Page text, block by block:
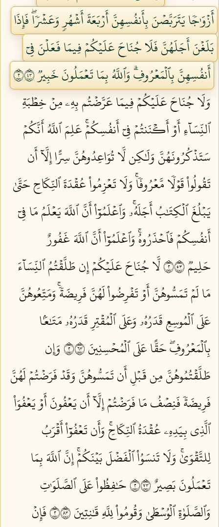
أَزۡوَٰجٗا يَتَرَبَّصۡنَ بِأَنفُسِهِنَّ أَرۡبَعَةَ أَشۡهُرٖ وَعَشۡرٗاۖ فَإِذَا
بَلَغۡنَ أَجَلَهُنَّ فَلَا جُنَاحَ عَلَيۡكُمۡ فِيمَا فَعَلۡنَ فِيٓ
أَنفُسِهِنَّ بِٱلۡمَعۡرُوفِۗ وَٱللَّهُ بِمَا تَعۡمَلُونَ خَبِيرٞ ٢٣٤
وَلَا جُنَاحَ عَلَيۡكُمۡ فِيمَا عَرَّضۡتُم بِهِۦ مِنۡ خِطۡبَةِ
ٱلنِّسَآءِ أَوۡ أَكۡنَنتُمۡ فِيٓ أَنفُسِكُمۡۚ عَلِمَ ٱللَّهُ أَنَّكُمۡ
سَتَذۡكُرُونَهُنَّ وَلَٰكِن لَّا تُوَاعِدُوهُنَّ سِرًّا إِلَّآ أَن
تَقُولُواْ قَوۡلٗا مَّعۡرُوفٗاۚ وَلَا تَعۡزِمُواْ عُقۡدَةَ ٱلنِّكَاحِ حَتَّىٰ
يَبۡلُغَ ٱلۡكِتَٰبُ أَجَلَهُۥۚ وَٱعۡلَمُوٓاْ أَنَّ ٱللَّهَ يَعۡلَمُ مَا فِيٓ
أَنفُسِكُمۡ فَٱحۡذَرُوهُۚ وَٱعۡلَمُوٓاْ أَنَّ ٱللَّهَ غَفُورٌ
حَلِيمٞ ٢٣٥
لَّا جُنَاحَ عَلَيۡكُمۡ إِن طَلَّقۡتُمُ ٱلنِّسَآءَ
مَا لَمۡ تَمَسُّوهُنَّ أَوۡ تَفۡرِضُواْ لَهُنَّ فَرِيضَةٗۚ وَمَتِّعُوهُنَّ
عَلَى ٱلۡمُوسِعِ قَدَرُهُۥ وَعَلَى ٱلۡمُقۡتِرِ قَدَرُهُۥ مَتَٰعَۢا
بِٱلۡمَعۡرُوفِۖ حَقًّا عَلَى ٱلۡمُحۡسِنِينَ ٢٣٦
وَإِن
طَلَّقۡتُمُوهُنَّ مِن قَبۡلِ أَن تَمَسُّوهُنَّ وَقَدۡ فَرَضۡتُمۡ لَهُنَّ
فَرِيضَةٗ فَنِصۡفُ مَا فَرَضۡتُمۡ إِلَّآ أَن يَعۡفُونَ أَوۡ يَعۡفُوَاْ
ٱلَّذِي بِيَدِهِۦ عُقۡدَةُ ٱلنِّكَاحِۚ وَأَن تَعۡفُوٓاْ أَقۡرَبُ
لِلتَّقۡوَىٰۚ وَلَا تَنسَوُاْ ٱلۡفَضۡلَ بَيۡنَكُمۡۚ إِنَّ ٱللَّهَ بِمَا
تَعۡمَلُونَ بَصِيرٌ ٢٣٧
حَٰفِظُواْ عَلَى ٱلصَّلَوَٰتِ
وَٱلصَّلَوٰةِ ٱلۡوُسۡطَىٰ وَقُومُواْ لِلَّهِ قَٰنِتِينَ ٢٣٨
فَإِنۡ